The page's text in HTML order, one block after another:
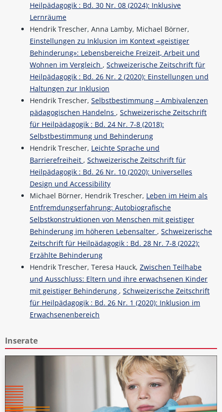
Heilpädagogik : Bd. 30 Nr. 08 (2024): Inklusive
Lernräume
Hendrik Trescher, Anna Lamby, Michael Börner,
Einstellungen zu Inklusion im Kontext «geistiger
Behinderung»: Lebensbereiche Freizeit, Arbeit und
Wohnen im Vergleich , Schweizerische Zeitschrift für
Heilpädagogik : Bd. 26 Nr. 2 (2020): Einstellungen und
Haltungen zur Inklusion
Hendrik Trescher, Selbstbestimmung – Ambivalenzen
pädagogischen Handelns , Schweizerische Zeitschrift
für Heilpädagogik : Bd. 24 Nr. 7-8 (2018):
Selbstbestimmung und Behinderung
Hendrik Trescher, Leichte Sprache und
Barrierefreiheit , Schweizerische Zeitschrift für
Heilpädagogik : Bd. 26 Nr. 10 (2020): Universelles
Design und Accessibility
Michael Börner, Hendrik Trescher, Leben im Heim als
Entfremdungserfahrung: Autobiografische
Selbstkonstruktionen von Menschen mit geistiger
Behinderung im höheren Lebensalter , Schweizerische
Zeitschrift für Heilpädagogik : Bd. 28 Nr. 7-8 (2022):
Erzählte Behinderung
Hendrik Trescher, Teresa Hauck, Zwischen Teilhabe
und Ausschluss: Eltern und ihre erwachsenen Kinder
mit geistiger Behinderung , Schweizerische Zeitschrift
für Heilpädagogik : Bd. 26 Nr. 1 (2020): Inklusion im
Erwachsenenbereich
Inserate